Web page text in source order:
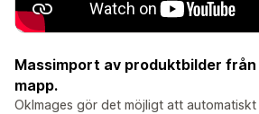
Massimport av produktbilder från
mapp.
OkImages gör det möjligt att automatiskt